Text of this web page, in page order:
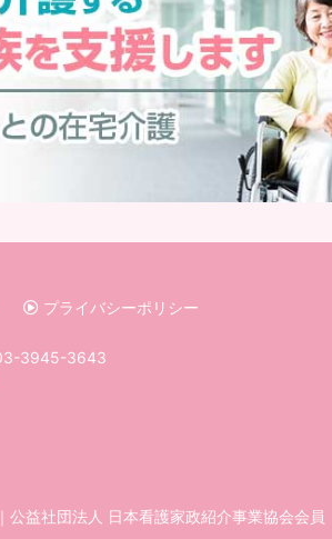
プライバシーポリシー
3945-3643
｜ 公益社団法人 日本看護家政紹介事業協会会員